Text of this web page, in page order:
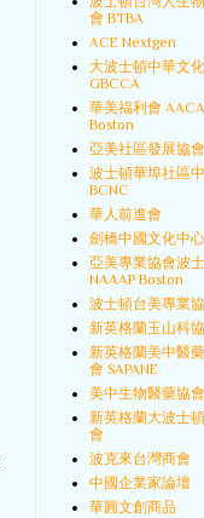
會 BTBA
ACE Nextgen
大波士頓中華文
GBCCA
華美福利會 AACA
Boston
亞美社區發展協
波士頓華埠社區
BCNC
華人前進會
劍橋中國文化中
亞美專業協會波
NAAAP Boston
波士頓台美專業
新英格蘭玉山科
新英格蘭美中醫
會 SAPANE
美中生物醫藥協
新英格蘭大波士
會
波克來台灣商會
中國企業家論壇
華圓文創商品